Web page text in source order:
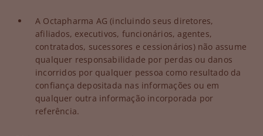
A Octapharma AG (incluindo seus diretores,
afiliados, executivos, funcionários, agentes,
contratados, sucessores e cessionários) não assume
qualquer responsabilidade por perdas ou danos
incorridos por qualquer pessoa como resultado da
confiança depositada nas informações ou em
qualquer outra informação incorporada por
referência.